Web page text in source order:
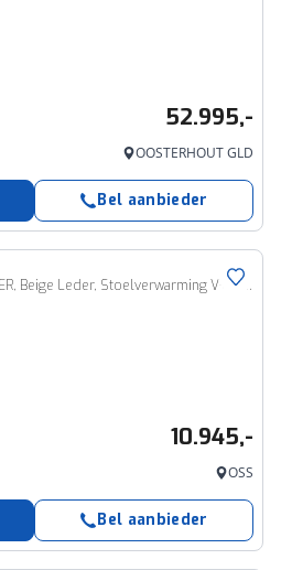
52.995,-
OOSTERHOUT GLD
Bel aanbieder
4.0 V8 TOPSTAAT, YOUNGTIMER, Beige Leder, Stoelverwarming V+A, Elektrische Stoelen V+A, Climate Control, Cruise Control, Apple Carplay, (MET GARANTIE*)
10.945,-
OSS
Bel aanbieder